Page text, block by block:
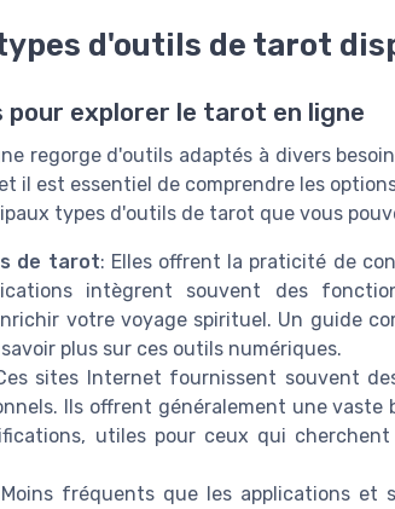
d'outils de tarot
pour explorer le tarot en ligne
regorge d'outils adaptés à divers
il est essentiel de comprendre les
types d'outils de tarot que vous
de tarot: Elles offrent la praticité de
intègrent souvent des
votre voyage spirituel. Un guide
plus sur ces outils numériques.
sites Internet fournissent souvent
Ils offrent généralement une vaste
utiles pour ceux qui
fréquents que les applications et